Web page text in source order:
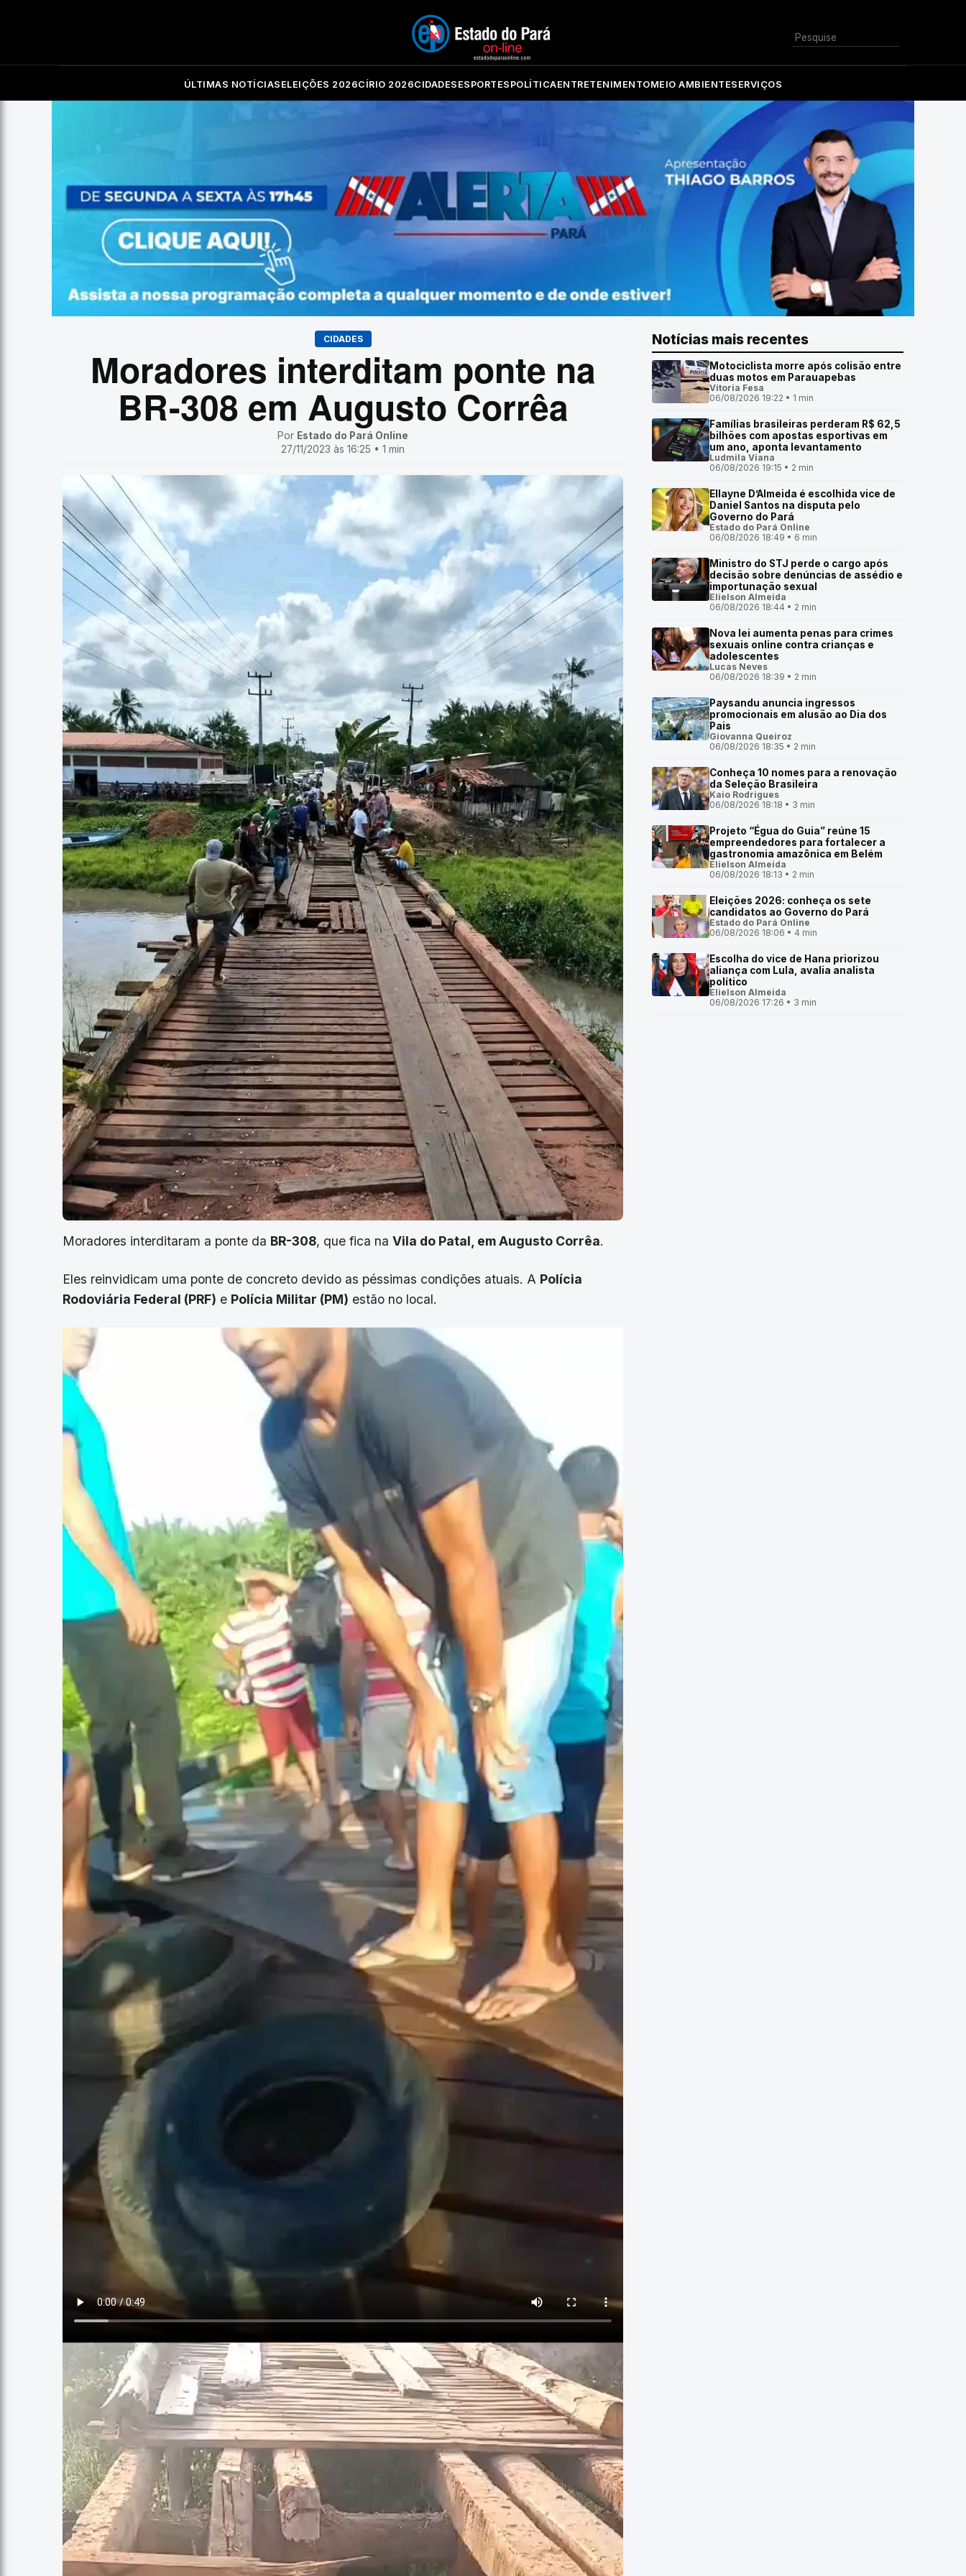
Buscar
ÚLTIMAS NOTÍCIAS ELEIÇÕES 2026CÍRIO 2026CIDADES ESPORTES POLÍTICAENTRETENIMENTOMEIO AMBIENTESERVIÇOS
CIDADES
Moradores interditam ponte na
BR-308 em Augusto Corrêa
Por Estado do Pará Online
27/11/2023 às 16:25 • 1 min
Moradores interditaram a ponte da BR-308, que fica na Vila do Patal, em Augusto Corrêa.
Eles reinvidicam uma ponte de concreto devido as péssimas condições atuais. A Polícia
Rodoviária Federal (PRF) e Polícia Militar (PM) estão no local.
Notícias mais recentes
Motociclista morre após colisão entre
duas motos em Parauapebas
Vitoria Fesa
06/08/2026 19:22 • 1 min
Famílias brasileiras perderam R$ 62,5
bilhões com apostas esportivas em
um ano, aponta levantamento
Ludmila Viana
06/08/2026 19:15 • 2 min
Ellayne D’Almeida é escolhida vice de
Daniel Santos na disputa pelo
Governo do Pará
Estado do Pará Online
06/08/2026 18:49 • 6 min
Ministro do STJ perde o cargo após
decisão sobre denúncias de assédio e
importunação sexual
Elielson Almeida
06/08/2026 18:44 • 2 min
Nova lei aumenta penas para crimes
sexuais online contra crianças e
adolescentes
Lucas Neves
06/08/2026 18:39 • 2 min
Paysandu anuncia ingressos
promocionais em alusão ao Dia dos
Pais
Giovanna Queiroz
06/08/2026 18:35 • 2 min
Conheça 10 nomes para a renovação
da Seleção Brasileira
Kaio Rodrigues
06/08/2026 18:18 • 3 min
Projeto “Égua do Guia” reúne 15
empreendedores para fortalecer a
gastronomia amazônica em Belém
Elielson Almeida
06/08/2026 18:13 • 2 min
Eleições 2026: conheça os sete
candidatos ao Governo do Pará
Estado do Pará Online
06/08/2026 18:06 • 4 min
Escolha do vice de Hana priorizou
aliança com Lula, avalia analista
político
Elielson Almeida
06/08/2026 17:26 • 3 min